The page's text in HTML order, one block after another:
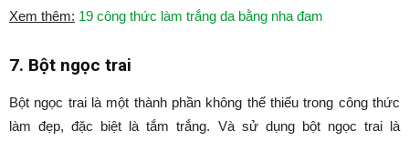
Xem thêm: 19 công thức làm trắng da bằng nha đam
7. Bột ngọc trai
Bột ngọc trai là một thành phần không thế thiếu trong công thức
làm đẹp, đặc biệt là tắm trắng. Và sử dụng bột ngọc trai là